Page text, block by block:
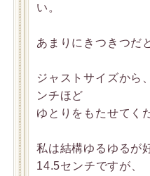
い。
あまりにきつきつだ
ジャストサイズから
ンチほど
ゆとりをもたせてく
私は結構ゆるゆるが
14.5センチですが、